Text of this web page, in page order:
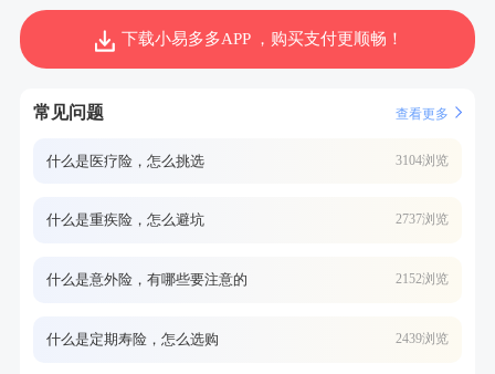
下载小易多多APP ，购买支付更顺畅！
常见问题 查看更多
什么是医疗险，怎么挑选 3104浏览
什么是重疾险，怎么避坑 2737浏览
什么是意外险，有哪些要注意的 2152浏览
什么是定期寿险，怎么选购 2439浏览